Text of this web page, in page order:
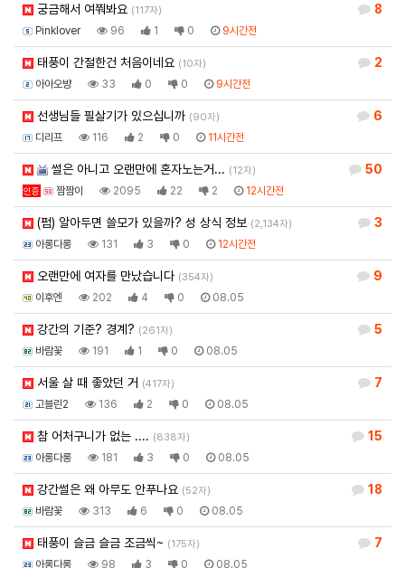
8
궁금해서 여쭤봐요 (117자)
Pinklover 96 1 0 9시간전
2
태풍이 간절한건 처음이네요 (10자)
아아오뱡 33 0 0 9시간전
6
선생님들 필살기가 있으십니까 (90자)
디리프 116 2 0 11시간전
50
썰은 아니고 오랜만에 혼자노는거... (12자)
인증 짬짬이 2095 22 2 12시간전
3
(펌) 알아두면 쓸모가 있을까? 성 상식 정보 (2,134자)
아롱다롱 131 3 0 12시간전
9
오랜만에 여자를 만났습니다 (354자)
이후엔 202 4 0 08.05
5
강간의 기준? 경계? (261자)
바람꽃 191 1 0 08.05
7
서울 살 때 좋았던 거 (417자)
고블린2 136 2 0 08.05
15
참 어처구니가 없는 .... (838자)
아롱다롱 181 3 0 08.05
18
강간썰은 왜 아무도 안푸나요 (52자)
바람꽃 313 6 0 08.05
7
태풍이 슬금 슬금 조금씩~ (175자)
아롱다롱 98 3 0 08.05